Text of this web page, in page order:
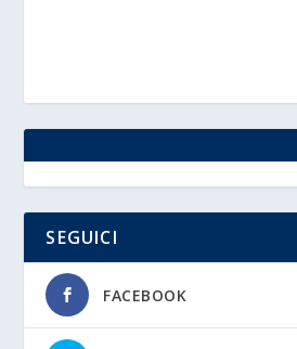
SEGUICI
FACEBOOK